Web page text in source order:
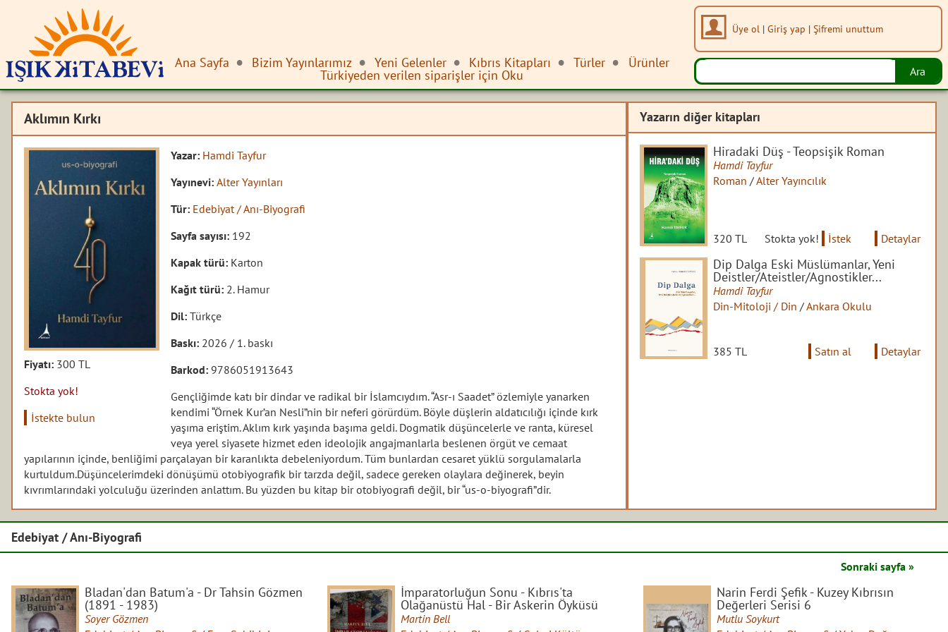
Ana Sayfa Bizim Yayınlarımız Yeni Gelenler Kıbrıs Kitapları Türler Ürünler
Türkiyeden verilen siparişler için Oku
Üye ol | Giriş yap | Şifremi unuttum
Aklımın Kırkı
Fiyatı: 300 TL
Stokta yok!
İstekte bulun
Yazar: Hamdi Tayfur
Yayınevi:Alter Yayınları
Tür: Edebiyat / Anı-Biyografi
Sayfa sayısı: 192
Kapak türü: Karton
Kağıt türü: 2. Hamur
Dil:Türkçe
Baskı: 2026 / 1. baskı
Barkod:9786051913643
Gençliğimde katı bir dindar ve radikal bir İslamcıydım. “Asr-ı Saadet” özlemiyle yanarken
kendimi “Örnek Kur’an Nesli”nin bir neferi görürdüm. Böyle düşlerin aldatıcılığı içinde kırk
yaşıma eriştim. Aklım kırk yaşında başıma geldi. Dogmatik düşüncelerle ve ranta, küresel
veya yerel siyasete hizmet eden ideolojik angajmanlarla beslenen örgüt ve cemaat
yapılarının içinde, benliğimi parçalayan bir karanlıkta debeleniyordum. Tüm bunlardan cesaret yüklü sorgulamalarla
kurtuldum.Düşüncelerimdeki dönüşümü otobiyografik bir tarzda değil, sadece gereken olaylara değinerek, beyin
kıvrımlarındaki yolculuğu üzerinden anlattım. Bu yüzden bu kitap bir otobiyografi değil, bir “us-o-biyografi”dir.
Yazarın diğer kitapları
Hiradaki Düş - Teopsişik Roman
Hamdi Tayfur
Roman /Alter Yayıncılık
320 TL Stokta yok! İstek Detaylar
Dip Dalga Eski Müslümanlar, Yeni
Deistler/Ateistler/Agnostikler...
Hamdi Tayfur
Din-Mitoloji / Din /Ankara Okulu
385 TL Satın al Detaylar
Edebiyat / Anı-Biyografi
Sonraki sayfa »
Bladan'dan Batum'a - Dr Tahsin Gözmen
(1891 - 1983)
Soyer Gözmen
İmparatorluğun Sonu - Kıbrıs'ta
Olağanüstü Hal - Bir Askerin Öyküsü
Martin Bell
Narin Ferdi Şefik - Kuzey Kıbrısın
Değerleri Serisi 6
Mutlu Soykurt